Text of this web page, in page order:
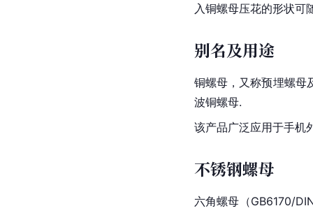
入铜螺母压花的形状可
别名及用途
铜螺母，又称预埋螺母
波铜螺母.
该产品广泛应用于手机
不锈钢螺母
六角螺母 （GB6170/